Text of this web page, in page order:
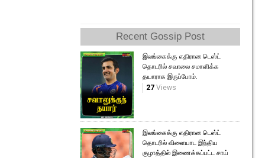
Recent Gossip Post
இலங்கைக்கு எதிரான டெஸ்ட்
தொடரில் சவாலை சமாளிக்க
தயாராக இருப்போம்.
27 Views
இலங்கைக்கு எதிரான டெஸ்ட்
தொடரில் விளையாட இந்திய
குழாத்தில் இணைக்கப்பட்ட சாய்